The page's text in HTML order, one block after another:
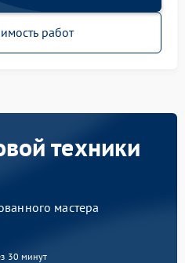
работ
техники
мастера
30 минут